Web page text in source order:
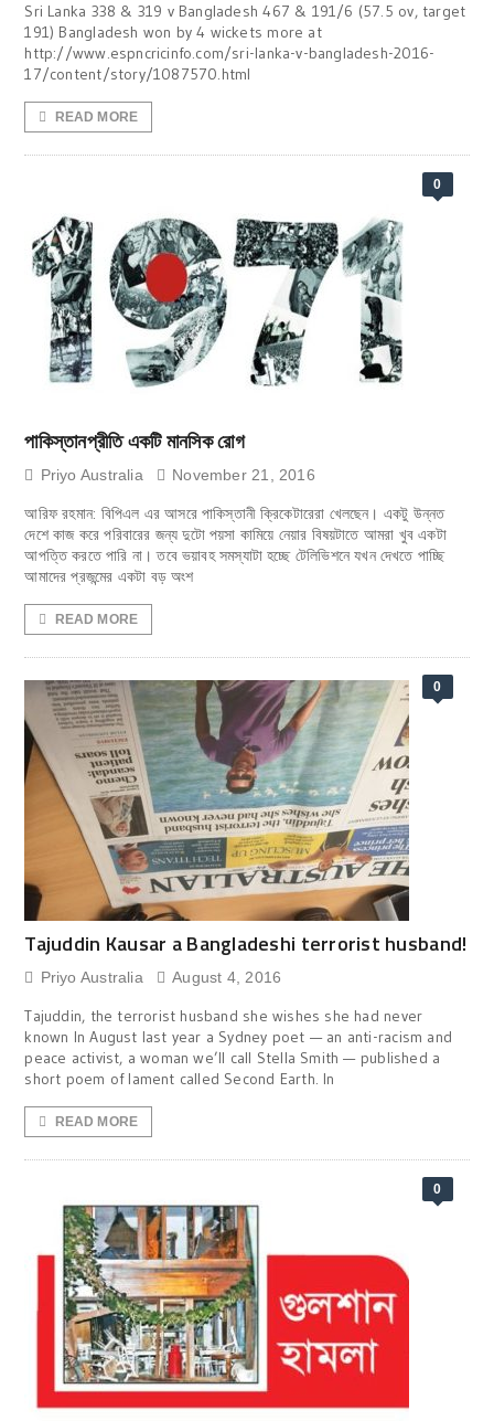
Sri Lanka 338 & 319 v Bangladesh 467 & 191/6 (57.5 ov, target
191) Bangladesh won by 4 wickets more at
http://www.espncricinfo.com/sri-lanka-v-bangladesh-2016-
17/content/story/1087570.html
READ MORE
0
পাকিস্তানপ্রীতি একটি মানসিক রোগ
Priyo Australia November 21, 2016
আরিফ রহমান: বিপিএল এর আসরে পাকিস্তানী ক্রিকেটারেরা খেলছেন। একটু উন্নত
দেশে কাজ করে পরিবারের জন্য দুটো পয়সা কামিয়ে নেয়ার বিষয়টাতে আমরা খুব একটা
আপত্তি করতে পারি না। তবে ভয়াবহ সমস্যাটা হচ্ছে টেলিভিশনে যখন দেখতে পাচ্ছি
আমাদের প্রজন্মের একটা বড় অংশ
READ MORE
0
Tajuddin Kausar a Bangladeshi terrorist husband!
Priyo Australia August 4, 2016
Tajuddin, the terrorist husband she wishes she had never
known In August last year a Sydney poet — an anti-racism and
peace activist, a woman we’ll call Stella Smith — published a
short poem of lament called Second Earth. In
READ MORE
0